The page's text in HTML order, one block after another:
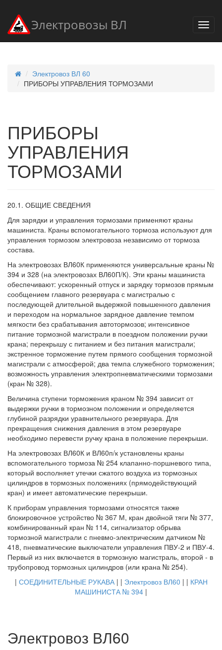
Электровозы ВЛ
Электровоз ВЛ 60
ПРИБОРЫ УПРАВЛЕНИЯ ТОРМОЗАМИ
ПРИБОРЫ
УПРАВЛЕНИЯ
ТОРМОЗАМИ
20.1. ОБЩИЕ СВЕДЕНИЯ
Для зарядки и управления тормозами применяют краны
машиниста. Краны вспомогательного тормоза используют для
управления тормозом электровоза независимо от тормоза
состава.
На электровозах ВЛ60К применяются универсальные краны №
394 и 328 (на электровозах ВЛ60П/К). Эти краны машиниста
обеспечивают: ускоренный отпуск и зарядку тормозов прямым
сообщением главного резервуара с магистралью с
последующей длительной выдержкой повышенного давления
и переходом на нормальное зарядное давление темпом
мягкости без срабатывания автотормозов; интенсивное
питание тормозной магистрали в поездном положении ручки
крана; перекрышу с питанием и без питания магистрали;
экстренное торможение путем прямого сообщения тормозной
магистрали с атмосферой; два темпа служебного торможения;
возможность управления электропневматическими тормозами
(кран № 328).
Величина ступени торможения краном № 394 зависит от
выдержки ручки в тормозном положении и определяется
глубиной разрядки уравнительного резервуара. Для
прекращения снижения давления в этом резервуаре
необходимо перевести ручку крана в положение перекрыши.
На электровозах ВЛ60К и ВЛ60п/к установлены краны
вспомогательного тормоза № 254 клапанно-поршневого типа,
который восполняет утечки сжатого воздуха из тормозных
цилиндров в тормозных положениях (прямодействующий
кран) и имеет автоматические перекрыши.
К приборам управления тормозами относятся также
блокировочное устройство № 367 М, кран двойной тяги № 377,
комбинированный кран № 114, сигнализатор обрыва
тормозной магистрали с пневмо-электрическим датчиком №
418, пневматические выключатели управления ПВУ-2 и ПВУ-4.
Первый из них включается в тормозную магистраль, второй - в
трубопровод тормозных цилиндров (или крана № 254).
| СОЕДИНИТЕЛЬНЫЕ РУКАВА| | Электровоз ВЛ60 | | КРАН
МАШИНИСТА № 394 |
Электровоз ВЛ60